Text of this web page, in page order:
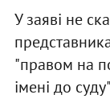
У заяві не
"правом на
імені до